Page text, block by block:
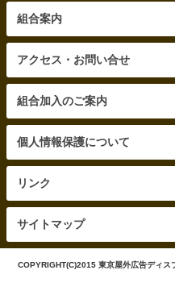
組合案内
アクセス・お問い合せ
組合加入のご案内
個人情報保護について
リンク
サイトマップ
COPYRIGHT(C)2015 東京屋外広告ディ